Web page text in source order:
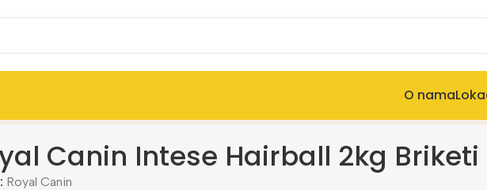
O nama
Canin Intese Hairball 2kg
Royal Canin